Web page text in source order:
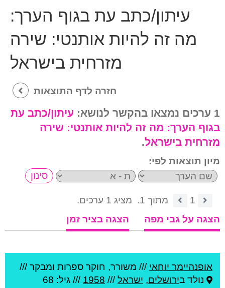
עיתון/כתב עת בגוף הערך:
מה זה להיות אותנטי: שירה
מזרחית בישראל
חזרה לדף התוצאות
1 ערכים נמצאו בהקשר לנושא:
עיתון/כתב עת
בגוף הערך: מה זה להיות אותנטי: שירה
מזרחית בישראל.
מיון תוצאות לפי:
1 מתוך 1.
מציג 1 ערכים.
הצגה על גבי מפה
הצגה בציר זמן
אופנהיימר יוחאי /// משורר, חוקר ספרות ומבקר ///
נולד בירושלים, ישראל///
1958 /// גיל: 68